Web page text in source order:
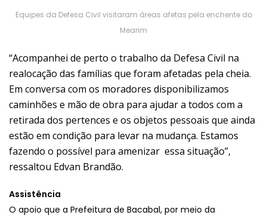
Equipes da Defesa Civil visitaram áreas afetas pela enchente do
Mearim
“Acompanhei de perto o trabalho da Defesa Civil na
realocação das famílias que foram afetadas pela cheia.
Em conversa com os moradores disponibilizamos
caminhões e mão de obra para ajudar a todos com a
retirada dos pertences e os objetos pessoais que ainda
estão em condição para levar na mudança. Estamos
fazendo o possível para amenizar essa situação”,
ressaltou Edvan Brandão.
Assistência
O apoio que a Prefeitura de Bacabal, por meio da